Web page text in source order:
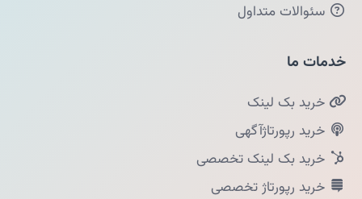
سئوالات متداول
خدمات ما
خرید بک لینک
خرید رپورتاژآگهی
خرید بک لینک تخصصی
خرید رپورتاژ تخصصی